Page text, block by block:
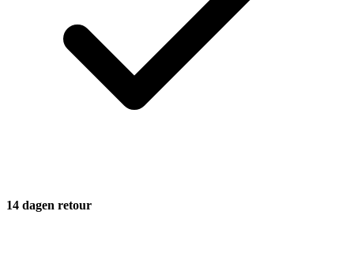
14 dagen retour